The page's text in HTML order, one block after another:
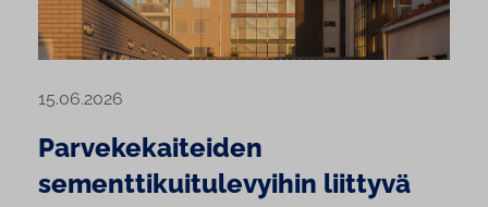
15.06.2026
Parvekekaiteiden
sementtikuitulevyihin liittyvä